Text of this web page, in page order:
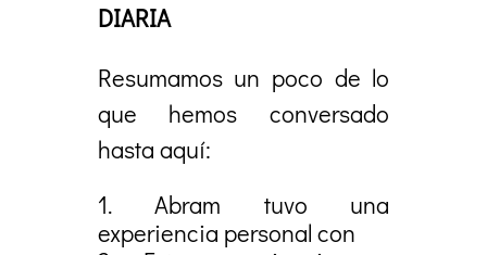
DIARIA
Resumamos un poco de lo
que hemos conversado
hasta aquí:
Abram tuvo una
experiencia personal con